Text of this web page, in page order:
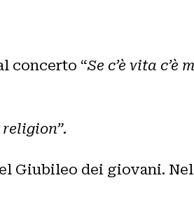
concerto “Se c’è vita c’è
religion”.
Giubileo dei giovani. Nel